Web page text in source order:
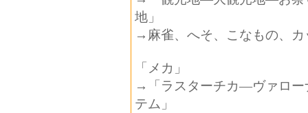
地」
→麻雀、へそ、こなもの、
「メカ」
→「ラスターチカ―ヴァロ
テム」